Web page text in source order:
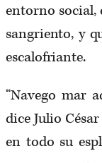
entorno social,
sangriento, y
escalofriante.
“Navego mar
dice Julio
en todo su